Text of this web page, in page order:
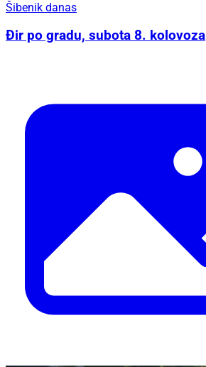
Šibenik danas
Đir po gradu, subota 8. kolovoza